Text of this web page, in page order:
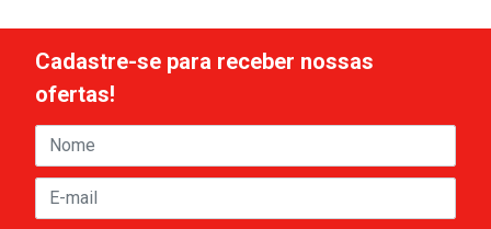
Cadastre-se para receber nossas
ofertas!